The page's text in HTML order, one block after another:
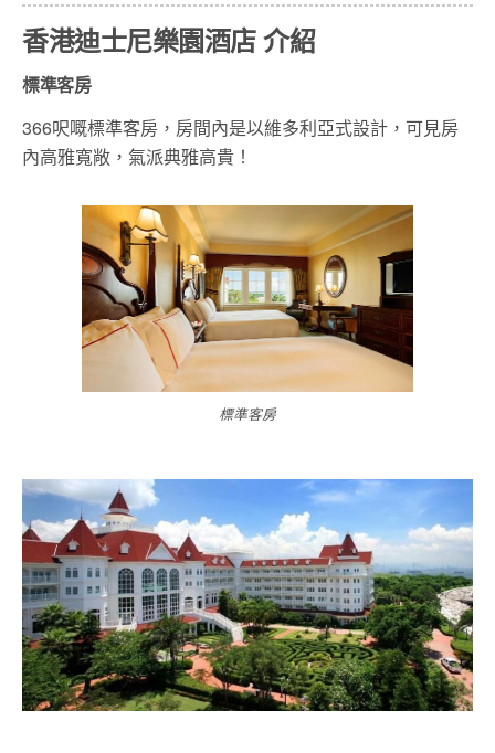
香港迪士尼樂園酒店 介紹
標準客房
366呎嘅標準客房，房間內是以維多利亞式設計，可見房
內高雅寬敞，氣派典雅高貴！
標準客房